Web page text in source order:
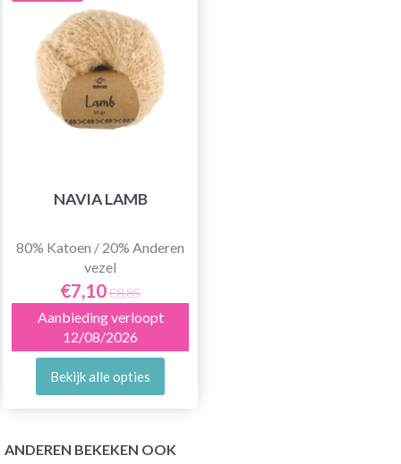
NAVIA LAMB
80% Katoen / 20% Anderen
vezel
€7,10€8,85
Aanbieding verloopt
12/08/2026
Bekijk alle opties
ANDEREN BEKEKEN OOK